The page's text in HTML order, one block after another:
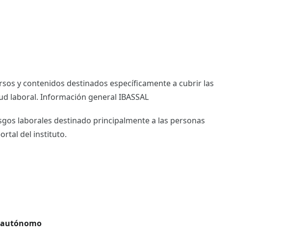
y contenidos destinados específicamente a cubrir las
laboral. Información general IBASSAL
laborales destinado principalmente a las personas
del instituto.